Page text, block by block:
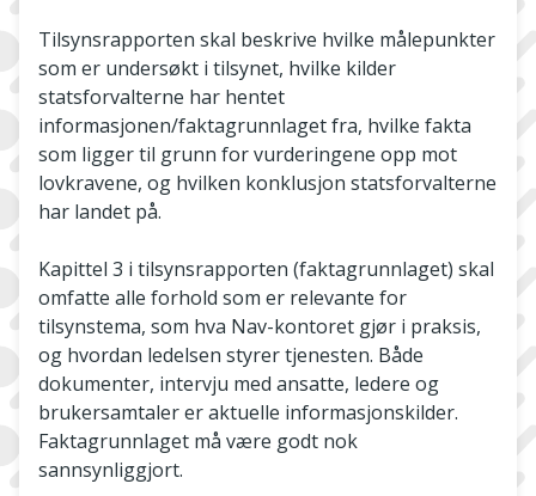
Tilsynsrapporten skal beskrive hvilke målepunkter
som er undersøkt i tilsynet, hvilke kilder
statsforvalterne har hentet
informasjonen/faktagrunnlaget fra, hvilke fakta
som ligger til grunn for vurderingene opp mot
lovkravene, og hvilken konklusjon statsforvalterne
har landet på.
Kapittel 3 i tilsynsrapporten (faktagrunnlaget) skal
omfatte alle forhold som er relevante for
tilsynstema, som hva Nav-kontoret gjør i praksis,
og hvordan ledelsen styrer tjenesten. Både
dokumenter, intervju med ansatte, ledere og
brukersamtaler er aktuelle informasjonskilder.
Faktagrunnlaget må være godt nok
sannsynliggjort.